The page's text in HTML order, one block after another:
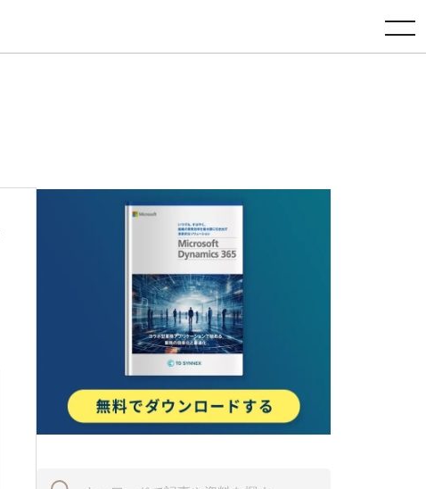
toggle navigation